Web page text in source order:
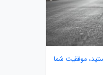
موفقیت شما